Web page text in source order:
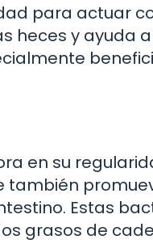
para actuar
heces y ayuda
en su
también
Estas
grasos de